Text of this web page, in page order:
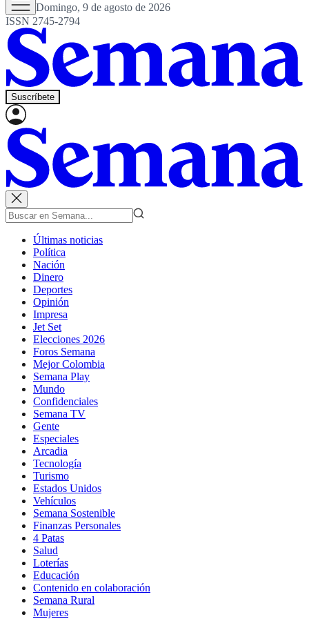
Domingo, 9 de agosto de 2026
ISSN 2745-2794
Suscríbete
Últimas noticias
Política
Nación
Dinero
Deportes
Opinión
Impresa
Jet Set
Elecciones 2026
Foros Semana
Mejor Colombia
Semana Play
Mundo
Confidenciales
Semana TV
Gente
Especiales
Arcadia
Tecnología
Turismo
Estados Unidos
Vehículos
Semana Sostenible
Finanzas Personales
4 Patas
Salud
Loterías
Educación
Contenido en colaboración
Semana Rural
Mujeres